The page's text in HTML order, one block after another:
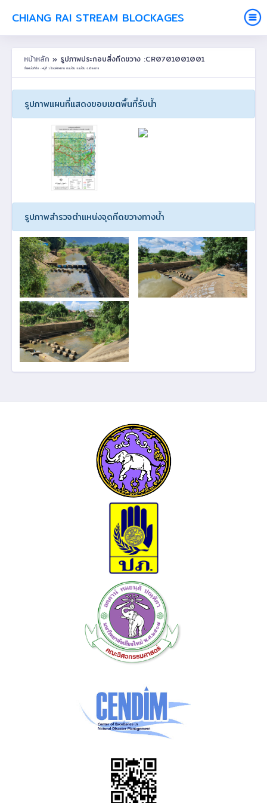
CHIANG RAI STREAM BLOCKAGES
หน้าหลัก » รูปภาพประกอบสิ่งกีดขวาง :CR0701001001
ตำแหน่งที่ตั้ง : หมู่ที่ 1 ร้องผักหวาน ต.แม่จัน อ.แม่จัน จ.เชียงราย
รูปภาพแผนที่แสดงขอบเขตพื้นที่รับน้ำ
รูปภาพสำรวจตำแหน่งจุดกีดขวางทางน้ำ